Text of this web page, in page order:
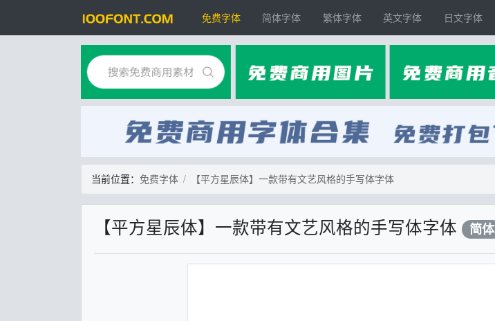
免费字体 简体字体 繁体字体 英文字体 日文字体
当前位置： 免费字体 【平方星辰体】一款带有文艺风格的手写体字体
【平方星辰体】一款带有文艺风格的手写体字体 简体